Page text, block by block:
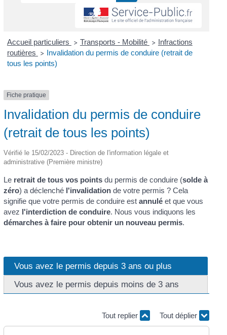
Accueil particuliers > Transports - Mobilité > Infractions
routières
> Invalidation du permis de conduire (retrait de
tous les points)
Fiche pratique
Invalidation du permis de conduire
(retrait de tous les points)
Vérifié le 15/02/2023 - Direction de l'information légale et
administrative (Première ministre)
Le retrait de tous vos points du permis de conduire (solde à
zéro) a déclenché l'invalidation de votre permis ? Cela
signifie que votre permis de conduire estannulé et que vous
avez l'interdiction de conduire. Nous vous indiquons les
démarches à faire pour obtenir un nouveau permis.
Vous avez le permis depuis 3 ans ou plus
Vous avez le permis depuis moins de 3 ans
Tout replier Tout déplier